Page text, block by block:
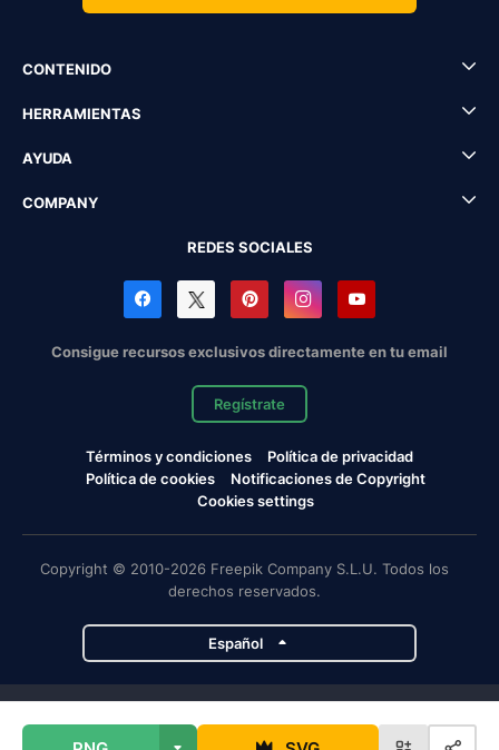
CONTENIDO
HERRAMIENTAS
AYUDA
COMPANY
REDES SOCIALES
Consigue recursos exclusivos directamente en tu email
Regístrate
Términos y condiciones
Política de privacidad
Política de cookies
Notificaciones de Copyright
Cookies settings
Copyright © 2010-2026 Freepik Company S.L.U. Todos los
derechos reservados.
Español